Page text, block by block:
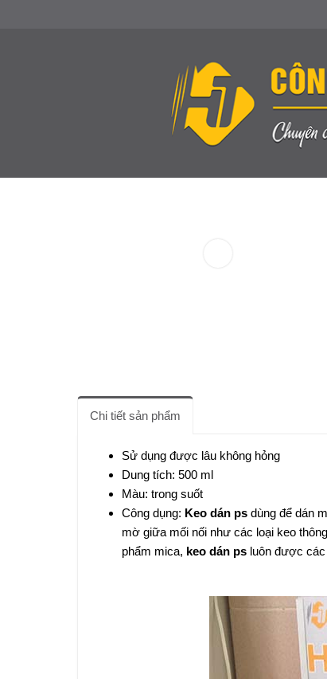
Chi tiết sản phẩm
Sử dụng được lâu không hỏng
Dung tích: 500 ml
Màu: trong suốt
Công dụng: Keo dán ps dùng để dán
mờ giữa mối nối như các loại keo
phẩm mica, keo dán ps luôn được